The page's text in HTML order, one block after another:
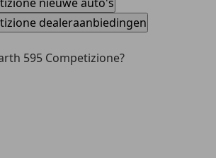
dealeraanbiedingen
595 Competizione?